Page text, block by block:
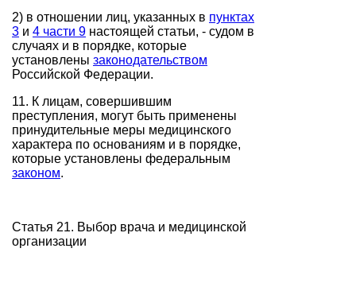
2) в отношении лиц, указанных в пунктах
3 и 4 части 9 настоящей статьи, - судом в
случаях и в порядке, которые
установлены законодательством
Российской Федерации.
11. К лицам, совершившим
преступления, могут быть применены
принудительные меры медицинского
характера по основаниям и в порядке,
которые установлены федеральным
законом.
Статья 21. Выбор врача и медицинской
организации